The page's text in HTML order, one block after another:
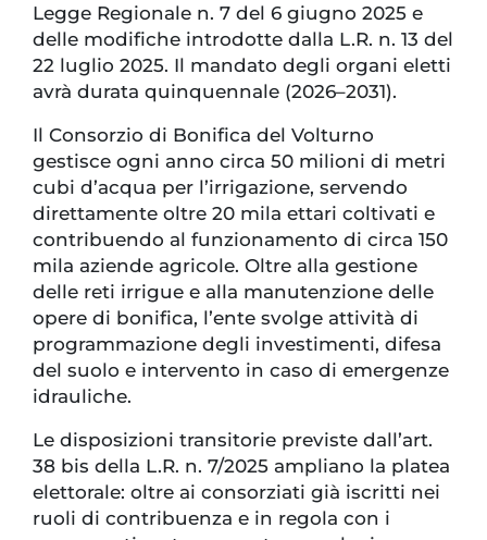
Legge Regionale n. 7 del 6 giugno 2025 e
delle modifiche introdotte dalla L.R. n. 13 del
22 luglio 2025. Il mandato degli organi eletti
avrà durata quinquennale (2026–2031).
Il Consorzio di Bonifica del Volturno
gestisce ogni anno circa 50 milioni di metri
cubi d’acqua per l’irrigazione, servendo
direttamente oltre 20 mila ettari coltivati e
contribuendo al funzionamento di circa 150
mila aziende agricole. Oltre alla gestione
delle reti irrigue e alla manutenzione delle
opere di bonifica, l’ente svolge attività di
programmazione degli investimenti, difesa
del suolo e intervento in caso di emergenze
idrauliche.
Le disposizioni transitorie previste dall’art.
38 bis della L.R. n. 7/2025 ampliano la platea
elettorale: oltre ai consorziati già iscritti nei
ruoli di contribuenza e in regola con i